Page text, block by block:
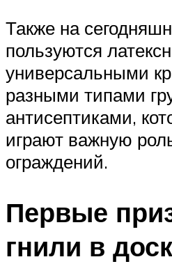
Также на
пользуются
универсальными
разными типами
антисептиками,
играют важную
ограждений.
Первые
гнили в